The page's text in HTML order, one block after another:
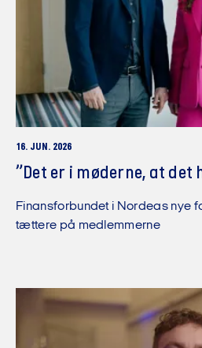
16. JUN. 2026
”Det er i møderne, at det
Finansforbundet i Nordeas nye
tættere på medlemmerne